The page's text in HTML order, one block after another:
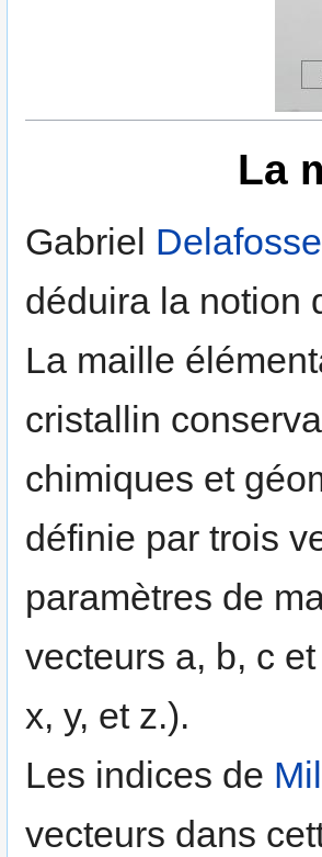
La
Gabriel Delafosse
déduira la notion
La maille
cristallin
chimiques et
définie par trois
paramètres de
vecteurs a, b, c
x, y, et z.).
Les indices de
vecteurs dans